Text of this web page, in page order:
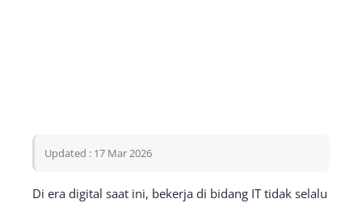
Updated : 17 Mar 2026
Di era digital saat ini, bekerja di bidang IT tidak selalu